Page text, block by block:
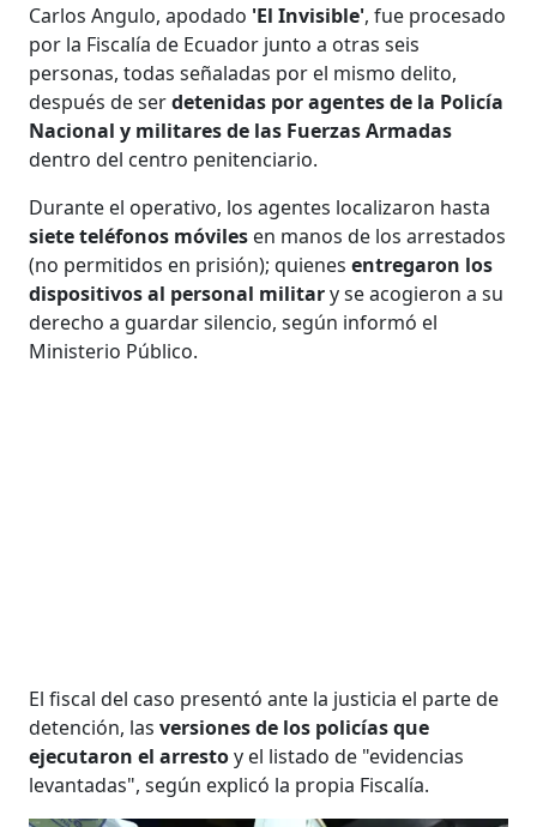
Carlos Angulo, apodado 'El Invisible', fue procesado
por la Fiscalía de Ecuador junto a otras seis
personas, todas señaladas por el mismo delito,
después de serdetenidas por agentes de la Policía
Nacional y militares de las Fuerzas Armadas
dentro del centro penitenciario.
Durante el operativo, los agentes localizaron hasta
siete teléfonos móviles en manos de los arrestados
(no permitidos en prisión); quienes entregaron los
dispositivos al personal military se acogieron a su
derecho a guardar silencio, según informó el
Ministerio Público.
El fiscal del caso presentó ante la justicia el parte de
detención, lasversiones de los policías que
ejecutaron el arrestoy el listado de "evidencias
levantadas", según explicó la propia Fiscalía.